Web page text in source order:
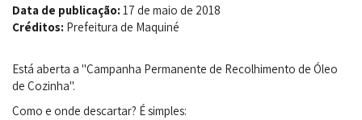
Data de publicação: 17 de maio de 2018
Créditos: Prefeitura de Maquiné
Está aberta a "Campanha Permanente de Recolhimento de Óleo
de Cozinha".
Como e onde descartar? É simples: